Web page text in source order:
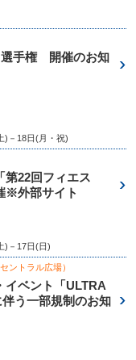
手権 開催のお知
)－18日(月・祝)
第22回フィエス
※外部サイト
)－17日(日)
ントラル広場）
イベント「ULTRA
う一部規制のお知